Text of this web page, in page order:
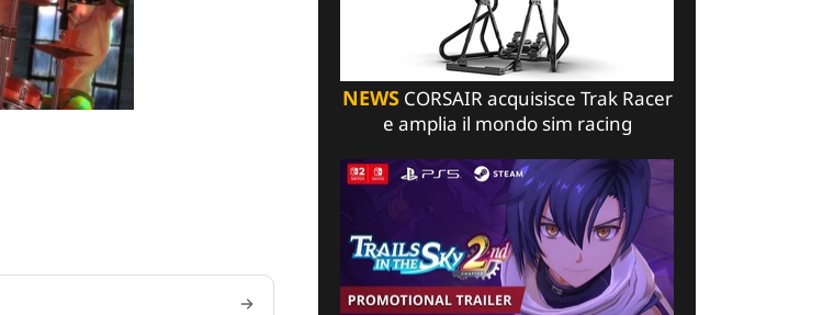
NEWSCORSAIR acquisisce Trak Racer
e amplia il mondo sim racing